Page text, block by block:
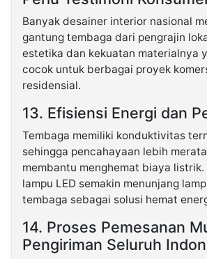
Banyak desainer interior nasional
gantung tembaga dari pengrajin
estetika dan kekuatan materialnya
cocok untuk berbagai proyek
residensial.
13. Efisiensi Energi dan
Tembaga memiliki konduktivitas
sehingga pencahayaan lebih
membantu menghemat biaya listrik.
lampu LED semakin menunjang
tembaga sebagai solusi hemat
14. Proses Pemesanan
Pengiriman Seluruh